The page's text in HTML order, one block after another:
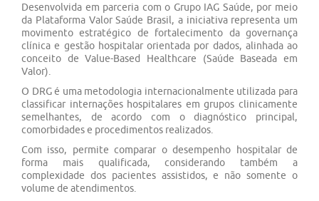
Desenvolvida em parceria com o Grupo IAG Saúde, por meio
da Plataforma Valor Saúde Brasil, a iniciativa representa um
movimento estratégico de fortalecimento da governança
clínica e gestão hospitalar orientada por dados, alinhada ao
conceito de Value-Based Healthcare (Saúde Baseada em
Valor).
O DRG é uma metodologia internacionalmente utilizada para
classificar internações hospitalares em grupos clinicamente
semelhantes, de acordo com o diagnóstico principal,
comorbidades e procedimentos realizados.
Com isso, permite comparar o desempenho hospitalar de
forma mais qualificada, considerando também a
complexidade dos pacientes assistidos, e não somente o
volume de atendimentos.